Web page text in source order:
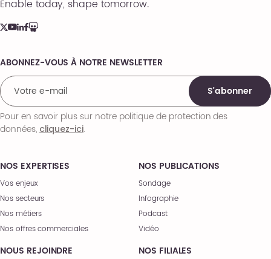
Enable today, shape tomorrow.
NOS EXPERTISES
Vos enjeux
Nos secteurs
Nos métiers
Nos offres commerciales
NOS PUBLICATIONS
Sondage
Infographie
Podcast
Vidéo
NOUS REJOINDRE NOS FILIALES
Comments
ABONNEZ-VOUS À NOTRE NEWSLETTER
S'abonner
Pour en savoir plus sur notre politique de protection des
données,cliquez-ici.